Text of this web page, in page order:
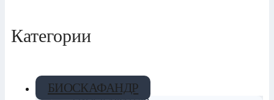
Категории
БИОСКАФАНДР